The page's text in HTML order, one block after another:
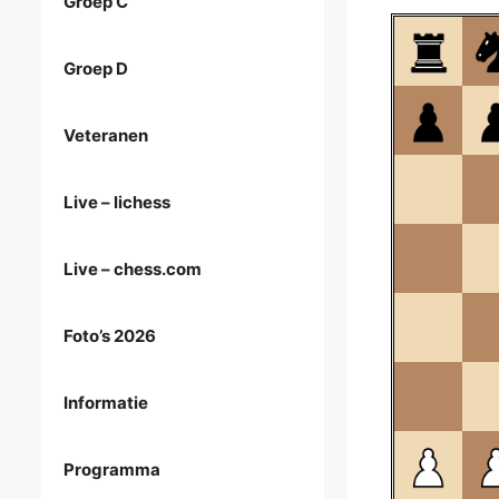
Groep D
Veteranen
Live – lichess
Live – chess.com
Foto’s 2026
Informatie
Programma